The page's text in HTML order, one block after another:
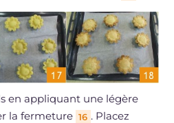
en appliquant une légère
la fermeture 16 . Placez